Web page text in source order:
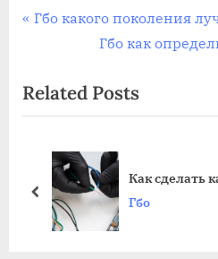
Навигация
записям
P
v
i
s
Гбо какого поколения
N
x
t
o
s
t
Гбо как
Related Posts
Как сделать
Гбо
prev